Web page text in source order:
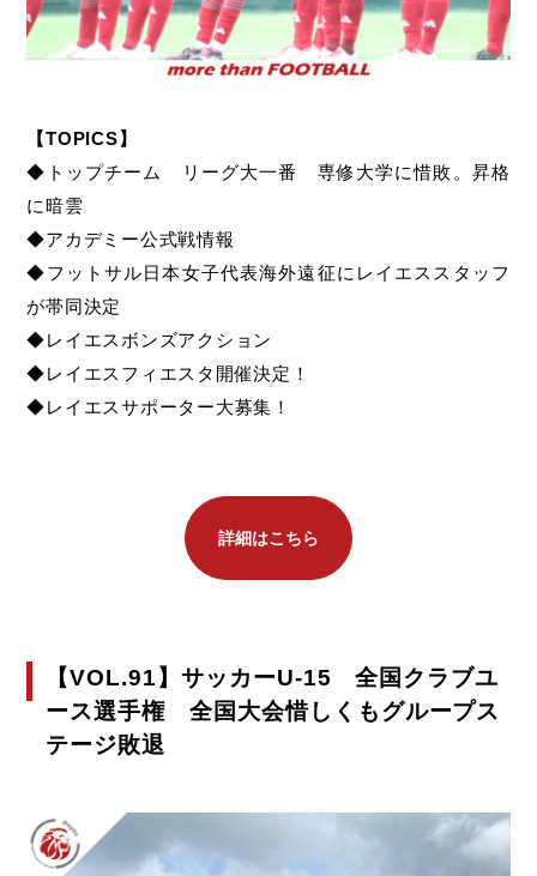
【TOPICS】
◆トップチーム リーグ大一番 専修大学に惜敗。昇格
に暗雲
◆アカデミー公式戦情報
◆フットサル日本女子代表海外遠征にレイエススタッフ
が帯同決定
◆レイエスボンズアクション
◆レイエスフィエスタ開催決定！
◆レイエスサポーター大募集！
詳細はこちら
【VOL.91】サッカーU-15 全国クラブユ
ース選手権 全国大会惜しくもグループス
テージ敗退